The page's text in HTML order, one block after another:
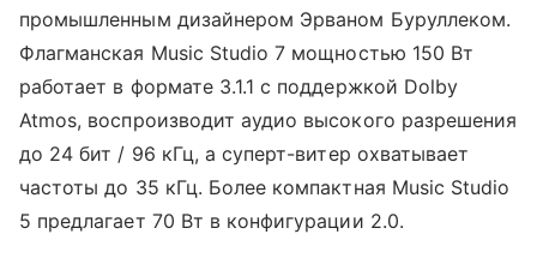
промышленным дизайнером Эрваном Буруллеком.
Флагманская Music Studio 7 мощностью 150 Вт
работает в формате 3.1.1 с поддержкой Dolby
Atmos, воспроизводит аудио высокого разрешения
до 24 бит / 96 кГц, а суперт-витер охватывает
частоты до 35 кГц. Более компактная Music Studio
5 предлагает 70 Вт в конфигурации 2.0.